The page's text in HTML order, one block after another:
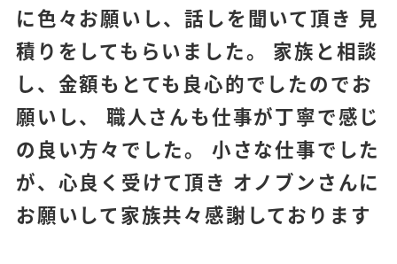
に色々お願いし、話しを聞いて頂き 見
積りをしてもらいました。 家族と相談
し、金額もとても良心的でしたのでお
願いし、 職人さんも仕事が丁寧で感じ
の良い方々でした。 小さな仕事でした
が、心良く受けて頂き オノブンさんに
お願いして家族共々感謝しております